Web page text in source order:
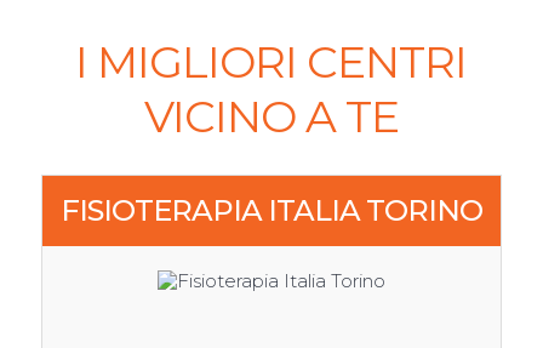
I MIGLIORI CENTRI
VICINO A TE
FISIOTERAPIA ITALIA TORINO